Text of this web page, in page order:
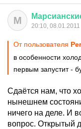
М 20:10, 08.01.2011
От пользователя
в особенности
первым запустит -
Сдаётся нам, что
нынешнем
ничего на деле. И
вопрос. Открытый